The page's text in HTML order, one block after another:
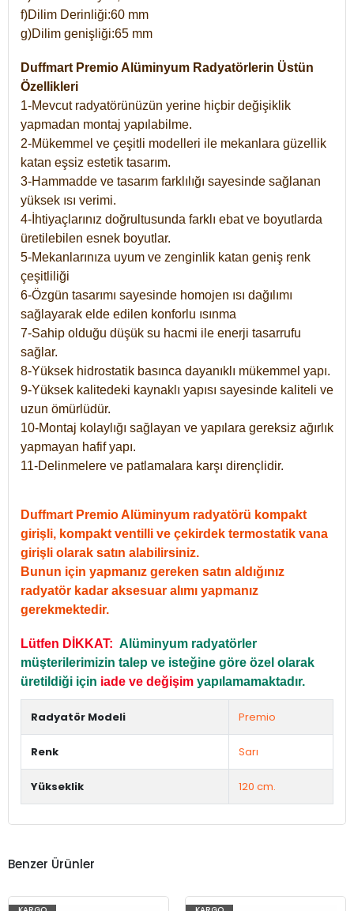
f)Dilim Derinliği:60 mm
g)Dilim genişliği:65 mm
Duffmart Premio Alüminyum Radyatörlerin Üstün
Özellikleri
1-Mevcut radyatörünüzün yerine hiçbir değişiklik
yapmadan montaj yapılabilme.
2-Mükemmel ve çeşitli modelleri ile mekanlara güzellik
katan eşsiz estetik tasarım.
3-Hammadde ve tasarım farklılığı sayesinde sağlanan
yüksek ısı verimi.
4-İhtiyaçlarınız doğrultusunda farklı ebat ve boyutlarda
üretilebilen esnek boyutlar.
5-Mekanlarınıza uyum ve zenginlik katan geniş renk
çeşitliliği
6-Özgün tasarımı sayesinde homojen ısı dağılımı
sağlayarak elde edilen konforlu ısınma
7-Sahip olduğu düşük su hacmi ile enerji tasarrufu
sağlar.
8-Yüksek hidrostatik basınca dayanıklı mükemmel yapı.
9-Yüksek kalitedeki kaynaklı yapısı sayesinde kaliteli ve
uzun ömürlüdür.
10-Montaj kolaylığı sağlayan ve yapılara gereksiz ağırlık
yapmayan hafif yapı.
11-Delinmelere ve patlamalara karşı dirençlidir.
Duffmart Premio Alüminyum radyatörü kompakt
girişli, kompakt ventilli ve çekirdek termostatik vana
girişli olarak satın alabilirsiniz.
Bunun için yapmanız gereken satın aldığınız
radyatör kadar aksesuar alımı yapmanız
gerekmektedir.
Lütfen DİKKAT: Alüminyum radyatörler
müşterilerimizin talep ve isteğine göre özel olarak
üretildiği için iade ve değişim yapılamamaktadır.
Radyatör Modeli Premio
Renk Sarı
Yükseklik 120 cm.
Benzer Ürünler